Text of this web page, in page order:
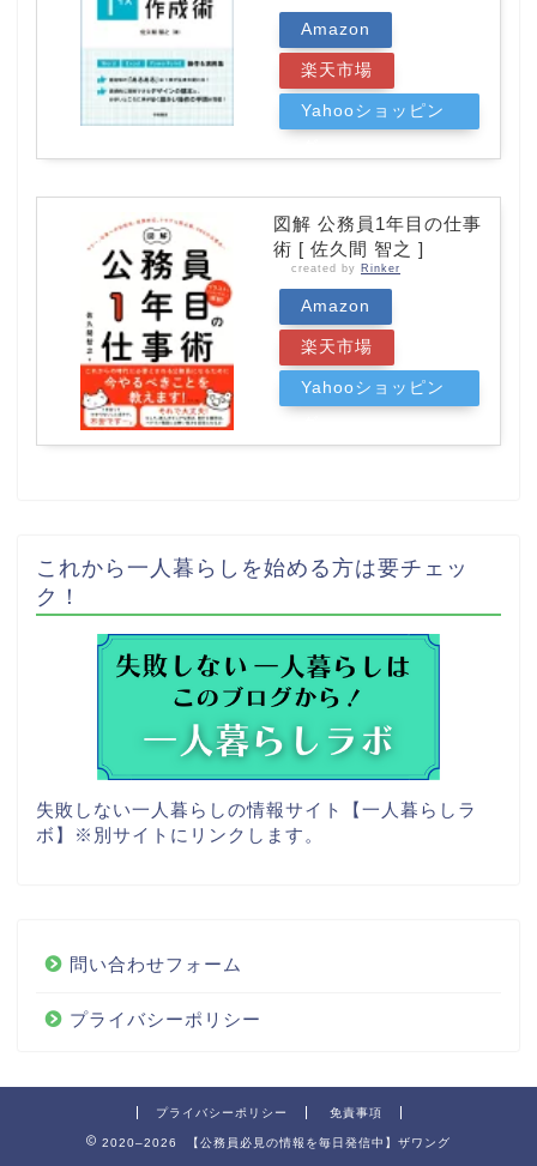
Amazon
楽天市場
Yahooショッピン
図解 公務員1年目の仕事
術 [ 佐久間 智之 ]
created by Rinker
Amazon
楽天市場
Yahooショッピン
これから一人暮らしを始める方は要チェッ
ク！
失敗しない一人暮らしの情報サイト【一人暮らしラ
ボ】
※別サイトにリンクします。
問い合わせフォーム
プライバシーポリシー
プライバシーポリシー 免責事項
2020–2026 【公務員必見の情報を毎日発信中】ザワング